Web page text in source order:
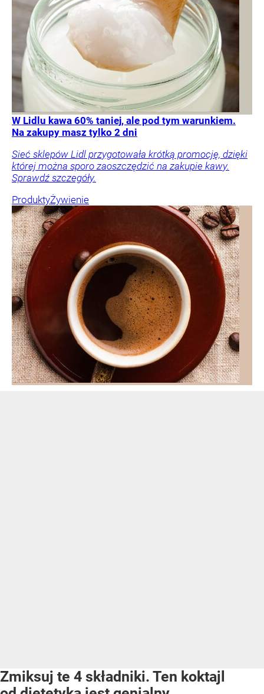
W Lidlu kawa 60% taniej, ale pod tym warunkiem.
Na zakupy masz tylko 2 dni
Sieć sklepów Lidl przygotowała krótką promocję, dzięki
której można sporo zaoszczędzić na zakupie kawy.
Sprawdź szczegóły.
ProduktyŻywienie
Zmiksuj te 4 składniki. Ten koktajl